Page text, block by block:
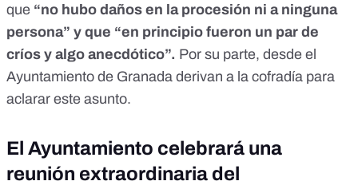
que “no hubo daños en la procesión ni a ninguna
persona” y que “en principio fueron un par de
críos y algo anecdótico”. Por su parte, desde el
Ayuntamiento de Granada derivan a la cofradía para
aclarar este asunto.
El Ayuntamiento celebrará una
reunión extraordinaria del